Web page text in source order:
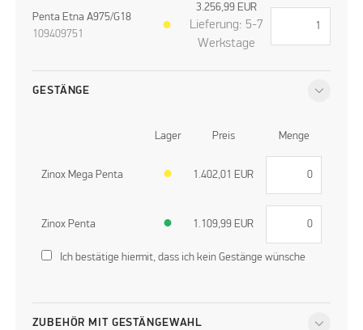
Penta Etna A975/G18
109409751
●
3.256,99 EUR
Lieferung: 5-7
Werkstage
GESTÄNGE
Lager Preis Menge
Zinox Mega Penta ● 1.402,01 EUR
Zinox Penta ● 1.109,99 EUR
Ich bestätige hiermit, dass ich kein Gestänge wünsche
ZUBEHÖR MIT GESTÄNGEWAHL